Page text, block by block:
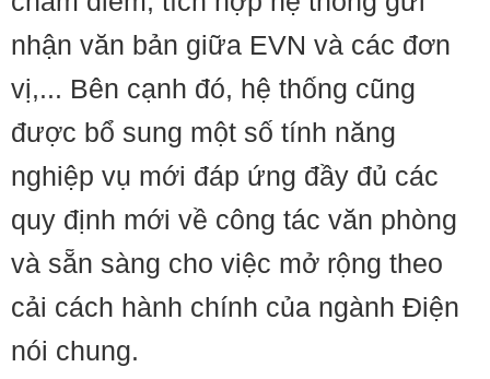
nhận văn bản giữa EVN và các đơn
vị,... Bên cạnh đó, hệ thống cũng
được bổ sung một số tính năng
nghiệp vụ mới đáp ứng đầy đủ các
quy định mới về công tác văn phòng
và sẵn sàng cho việc mở rộng theo
cải cách hành chính của ngành Điện
nói chung.